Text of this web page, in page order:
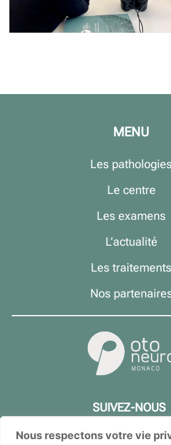
Nous respectons votre vie
MENU
Les pathologies
Le centre
Les examens
L’actualité
Les traitements
Nos
SUIVEZ-NOUS